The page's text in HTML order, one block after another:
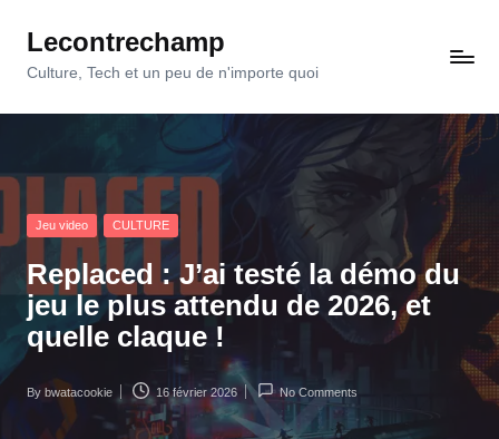
SkipLecontrechamp
Culture, Tech et un peu de n'importe quoi
Posted
Jeu video CULTURE
Replaced : J’ai testé la démo du
jeu le plus attendu de 2026, et
quelle claque !
Posted
By bwatacookie 16 février 2026 No Comments